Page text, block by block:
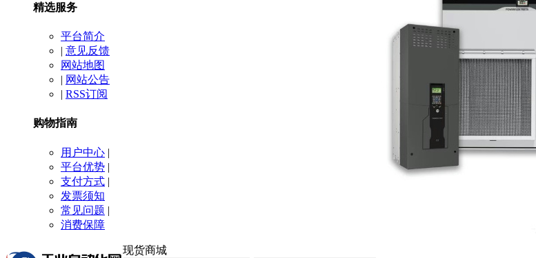
精选服务
平台简介
| 意见反馈
网站地图
| 网站公告
| RSS订阅
购物指南
用户中心 |
平台优势 |
支付方式 |
发票须知
常见问题 |
消费保障
现货商城